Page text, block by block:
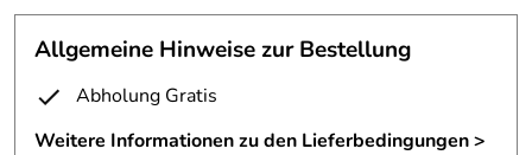
zusammen gekocht.
Das war wieder mal ein schöner Abend im Kollegenkreise.
Hoch über den Dächern Hildesheims, haben wir in der
Panorama Lounge, bei schönem Ausblick und leckerem
Essen zusammen gefeiert.
Allgemeine Hinweise zur Bestellung
Abholung Gratis
Weitere Informationen zu den Lieferbedingungen >